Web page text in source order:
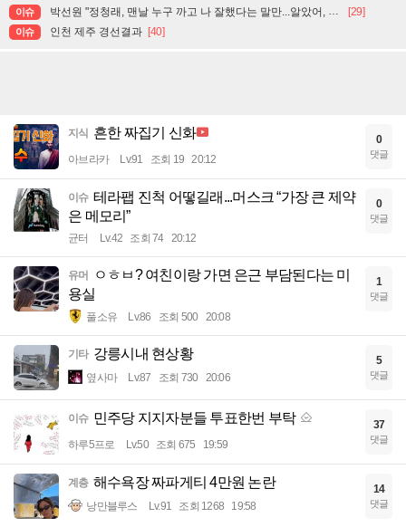
이슈 박선원 "정청래, 맨날 누구 까고 나 잘했다는 말만...알았어, 잘했어, 그러니까 이제 그만, 끝" [29]
이슈 인천 제주 경선결과 [40]
지식 흔한 짜집기 신화
아브라카 Lv.91 조회 19 20:12
0
댓글
이슈 테라팹 진척 어떻길래...머스크 “가장 큰 제약
은 메모리”
균터 Lv.42 조회 74 20:12
0
댓글
유머
ㅇㅎㅂ? 여친이랑 가면 은근 부담된다는 미
용실
풀소유 Lv.86 조회 500 20:08
1
댓글
기타 강릉시내 현상황
옆사마 Lv.87 조회 730 20:06
5
댓글
이슈 민주당 지지자분들 투표한번 부탁
하루5프로 Lv.50 조회 675 19:59
37
댓글
계층 해수욕장 짜파게티 4만원 논란
낭만블루스 Lv.91 조회 1268 19:58
14
댓글